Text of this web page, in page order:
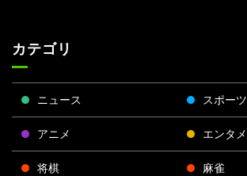
カテゴリ
ニュース スポーツ
アニメ エンタメ
将棋 麻雀